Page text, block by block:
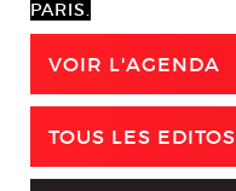
PARIS.
VOIR L'AGENDA
TOUS LES EDITOS